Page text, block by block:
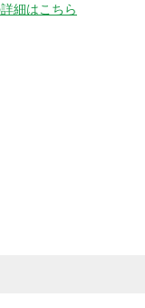
細はこちら